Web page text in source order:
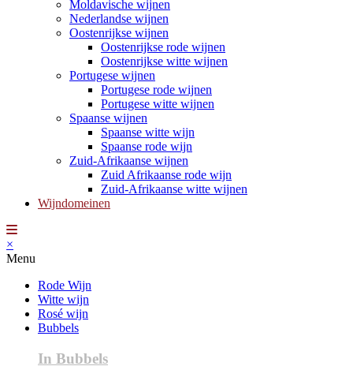
Moldavische wijnen
Nederlandse wijnen
Oostenrijkse wijnen
Oostenrijkse rode wijnen
Oostenrijkse witte wijnen
Portugese wijnen
Portugese rode wijnen
Portugese witte wijnen
Spaanse wijnen
Spaanse witte wijn
Spaanse rode wijn
Zuid-Afrikaanse wijnen
Zuid Afrikaanse rode wijn
Zuid-Afrikaanse witte wijnen
Wijndomeinen
×
Menu
Rode Wijn
Witte wijn
Rosé wijn
Bubbels
In Bubbels